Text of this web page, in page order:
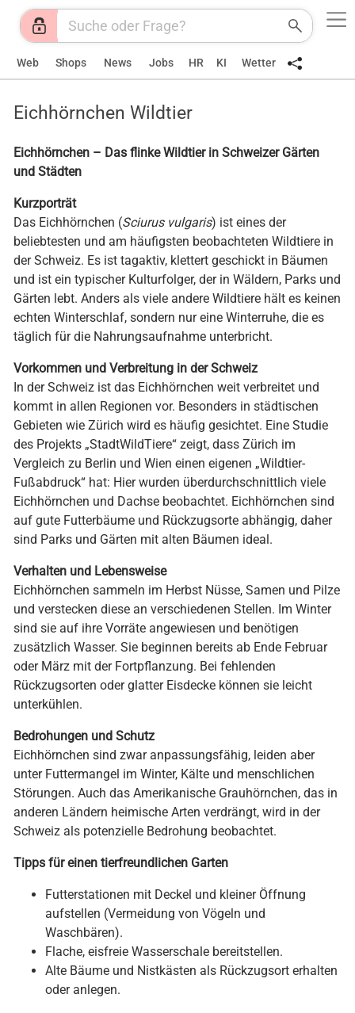
Web Shops News Jobs HR KI Wetter
Eichhörnchen Wildtier
Eichhörnchen – Das flinke Wildtier in Schweizer Gärten
und Städten
Kurzporträt
Das Eichhörnchen (Sciurus vulgaris) ist eines der
beliebtesten und am häufigsten beobachteten Wildtiere in
der Schweiz. Es ist tagaktiv, klettert geschickt in Bäumen
und ist ein typischer Kulturfolger, der in Wäldern, Parks und
Gärten lebt. Anders als viele andere Wildtiere hält es keinen
echten Winterschlaf, sondern nur eine Winterruhe, die es
täglich für die Nahrungsaufnahme unterbricht.
Vorkommen und Verbreitung in der Schweiz
In der Schweiz ist das Eichhörnchen weit verbreitet und
kommt in allen Regionen vor. Besonders in städtischen
Gebieten wie Zürich wird es häufig gesichtet. Eine Studie
des Projekts „StadtWildTiere“ zeigt, dass Zürich im
Vergleich zu Berlin und Wien einen eigenen „Wildtier-
Fußabdruck“ hat: Hier wurden überdurchschnittlich viele
Eichhörnchen und Dachse beobachtet. Eichhörnchen sind
auf gute Futterbäume und Rückzugsorte abhängig, daher
sind Parks und Gärten mit alten Bäumen ideal.
Verhalten und Lebensweise
Eichhörnchen sammeln im Herbst Nüsse, Samen und Pilze
und verstecken diese an verschiedenen Stellen. Im Winter
sind sie auf ihre Vorräte angewiesen und benötigen
zusätzlich Wasser. Sie beginnen bereits ab Ende Februar
oder März mit der Fortpflanzung. Bei fehlenden
Rückzugsorten oder glatter Eisdecke können sie leicht
unterkühlen.
Bedrohungen und Schutz
Eichhörnchen sind zwar anpassungsfähig, leiden aber
unter Futtermangel im Winter, Kälte und menschlichen
Störungen. Auch das Amerikanische Grauhörnchen, das in
anderen Ländern heimische Arten verdrängt, wird in der
Schweiz als potenzielle Bedrohung beobachtet.
Tipps für einen tierfreundlichen Garten
Futterstationen mit Deckel und kleiner Öffnung
aufstellen (Vermeidung von Vögeln und
Waschbären).
Flache, eisfreie Wasserschale bereitstellen.
Alte Bäume und Nistkästen als Rückzugsort erhalten
oder anlegen.